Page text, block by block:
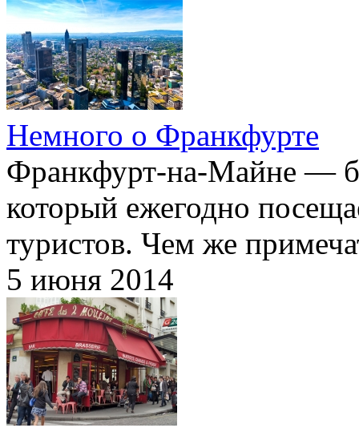
Немного о Франкфурте
Франкфурт-на-Майне —
который ежегодно
туристов. Чем же
5 июня 2014